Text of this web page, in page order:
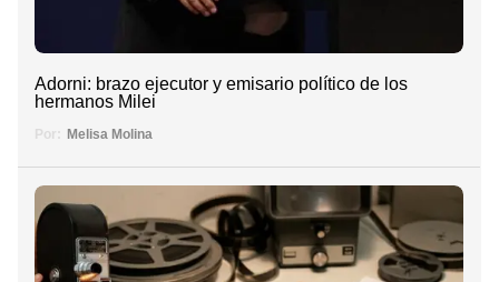
Adorni: brazo ejecutor y emisario político de los
hermanos Milei
Por: Melisa Molina